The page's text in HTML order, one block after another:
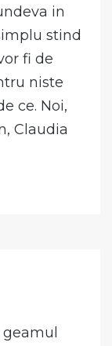
in
stind
fi de
niste
ce. Noi,
Claudia